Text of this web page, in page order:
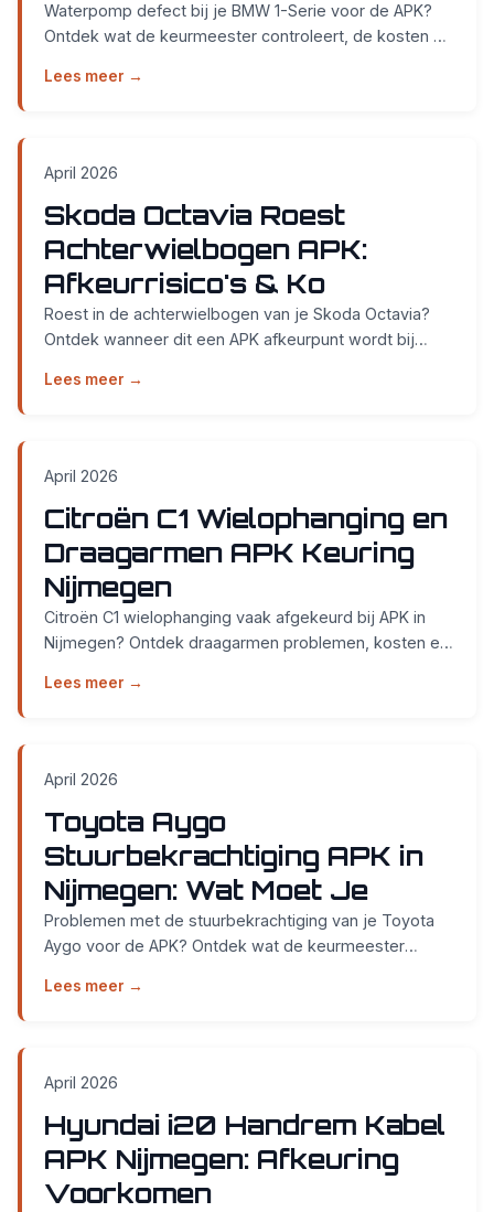
Waterpomp defect bij je BMW 1-Serie voor de APK?
Ontdek wat de keurmeester controleert, de kosten en
Lees meer →
April 2026
Skoda Octavia Roest
Achterwielbogen APK:
Afkeurrisico's & Ko
Roest in de achterwielbogen van je Skoda Octavia?
Ontdek wanneer dit een APK afkeurpunt wordt bij
Lees meer →
April 2026
Citroën C1 Wielophanging en
Draagarmen APK Keuring
Nijmegen
Citroën C1 wielophanging vaak afgekeurd bij APK in
Nijmegen? Ontdek draagarmen problemen, kosten en
Lees meer →
April 2026
Toyota Aygo
Stuurbekrachtiging APK in
Nijmegen: Wat Moet Je
Problemen met de stuurbekrachtiging van je Toyota
Aygo voor de APK? Ontdek wat de keurmeester
Nijmegen....
Lees meer →
April 2026
Hyundai i20 Handrem Kabel
APK Nijmegen: Afkeuring
Voorkomen